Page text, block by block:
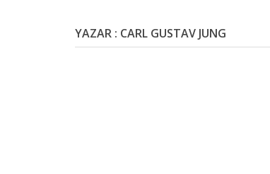
YAZAR : CARL GUSTAV JUNG